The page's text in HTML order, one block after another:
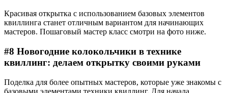
Красивая открытка с использованием базовых элементов
квиллинга станет отличным вариантом для начинающих
мастеров. Пошаговый мастер класс смотри на фото ниже.
#8 Новогодние колокольчики в технике
квиллинг: делаем открытку своими руками
Поделка для более опытных мастеров, которые уже знакомы с
базовыми элементами техники квиллинг. Для начала